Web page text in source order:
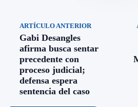
ARTÍCULO ANTERIOR
Gabi Desangles
afirma busca sentar
precedente con
proceso judicial;
defensa espera
sentencia del caso